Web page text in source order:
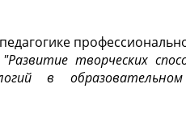
"Развитие творческих
в образовательном